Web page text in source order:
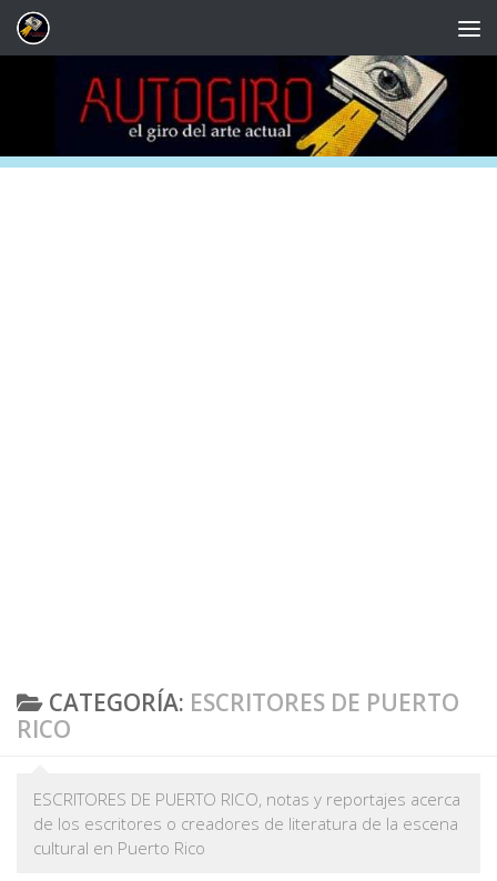
Saltar al contenido
CATEGORÍA: ESCRITORES DE PUERTO
RICO
ESCRITORES DE PUERTO RICO, notas y reportajes acerca
de los escritores o creadores de literatura de la escena
cultural en Puerto Rico